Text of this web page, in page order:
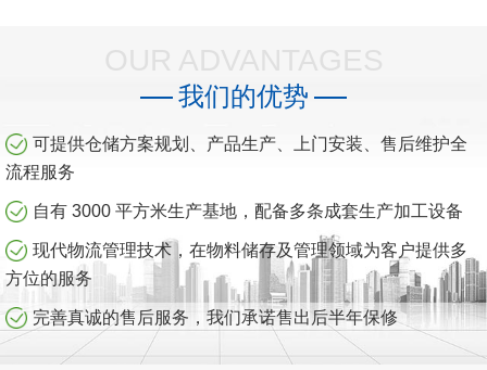
我们的优势
可提供仓储方案规划、产品生产、上门安装、售后维护全
流程服务
自有 3000 平方米生产基地，配备多条成套生产加工设备
现代物流管理技术，在物料储存及管理领域为客户提供多
方位的服务
完善真诚的售后服务，我们承诺售出后半年保修